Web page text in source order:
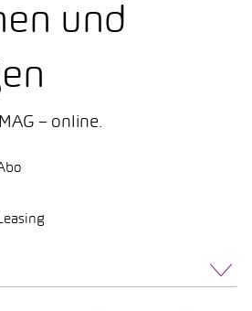
und
– online.